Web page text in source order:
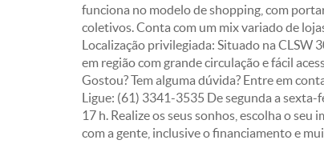
funciona no modelo de shopping, com
coletivos. Conta com um mix variado de
Localização privilegiada: Situado na CLSW
em região com grande circulação e fácil
Gostou? Tem alguma dúvida? Entre em
Ligue: (61) 3341-3535 De segunda a sexta-
17 h. Realize os seus sonhos, escolha o
com a gente, inclusive o financiamento e